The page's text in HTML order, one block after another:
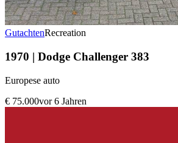
GutachtenRecreation
1970 | Dodge Challenger 383
Europese auto
€ 75.000vor 6 Jahren